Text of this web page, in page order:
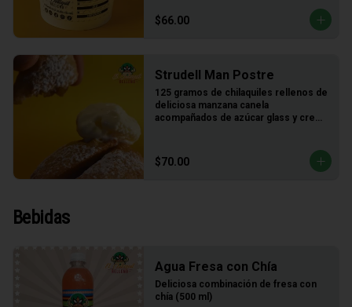
$66.00
Strudell Man Postre
125 gramos de chilaquiles rellenos de
deliciosa manzana canela
acompañados de azúcar glass y crema
$70.00
Bebidas
Agua Fresa con Chía
Deliciosa combinación de fresa con
chía (500 ml)